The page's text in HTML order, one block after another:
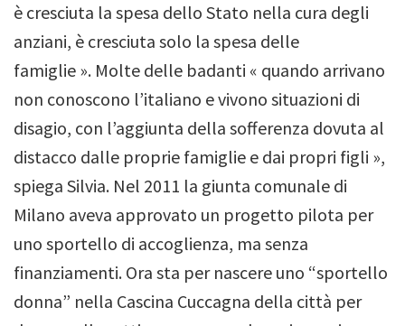
è cresciuta la spesa dello Stato nella cura degli
anziani, è cresciuta solo la spesa delle
famiglie ». Molte delle badanti « quando arrivano
non conoscono l’italiano e vivono situazioni di
disagio, con l’aggiunta della sofferenza dovuta al
distacco dalle proprie famiglie e dai propri figli »,
spiega Silvia. Nel 2011 la giunta comunale di
Milano aveva approvato un progetto pilota per
uno sportello di accoglienza, ma senza
finanziamenti. Ora sta per nascere uno “sportello
donna” nella Cascina Cuccagna della città per